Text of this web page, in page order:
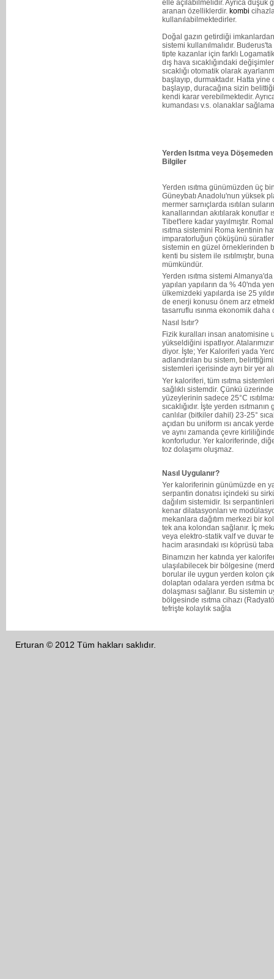
elle açılabilmelidir. Ayrıca düşük
aranan özelliklerdir. kombi
kullanılabilmektedirler.
Doğal gazın getirdiği
sistemi kullanılmalıdır.
tipte kazanlar için farklı
dış hava sıcaklığındaki
sıcaklığı otomatik olarak
başlayıp, durmaktadır. Hatta yine
başlayıp, duracağına sizin
kendi karar verebilmektedir.
kumandası v.s. olanaklar
Yerden Isıtma veya
Bilgiler
Yerden ısıtma günümüzden üç
Güneybatı Anadolu'nun yüksek
mermer sarnıçlarda ısıtılan
kanallarından akıtılarak konutlar
Tibet'lere kadar yayılmıştır.
ısıtma sistemini Roma kentinin
imparatorluğun çöküşünü
sistemin en güzel örneklerinden
kenti bu sistem ile ısıtılmıştır,
mümkündür.
Yerden ısıtma sistemi
yapılan yapıların da % 40'nda
ülkemizdeki yapılarda ise 25
de enerji konusu önem arz
tasarruflu ısınma ekonomik daha
Nasıl Isıtır?
Fizik kuralları insan anatomisine
yükseldiğini ispatlıyor.
diyor. İşte; Yer Kaloriferi yada
adlandırılan bu sistem,
sistemleri içerisinde ayrı bir yer
Yer kaloriferi, tüm ısıtma
sağlıklı sistemdir. Çünkü
yüzeylerinin sadece 25°C
sıcaklığıdır. İşte yerden
canlılar (bitkiler dahil) 23-25°
açıdan bu uniform ısı ancak
ve aynı zamanda çevre
konforludur. Yer kaloriferinde,
toz dolaşımı oluşmaz.
Nasıl Uygulanır?
Yer kaloriferinin günümüzde en
serpantin donatısı içindeki su
dağılım sistemidir. Isı
kenar dilatasyonları ve
mekanlara dağıtım merkezi bir
tek ana kolondan sağlanır. İç
veya elektro-statik valf ve duvar
hacim arasındaki ısı köprüsü
Binamızın her katında yer
ulaşılabilecek bir bölgesine
borular ile uygun yerden kolon
dolaptan odalara yerden ısıtma
dolaşması sağlanır. Bu sistemin
bölgesinde ısıtma cihazı
tefrişte kolaylık sağla
Erturan © 2012 Tüm hakları saklıdır.